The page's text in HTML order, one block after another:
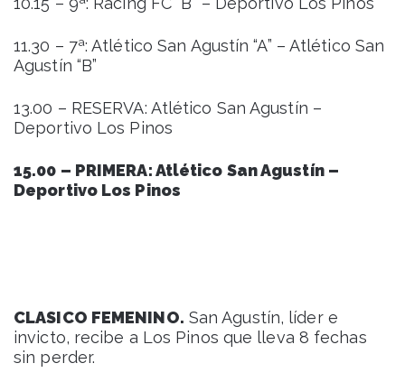
11.30 – 7ª: Atlético San Agustín “A” – Atlético San
Agustín “B”
13.00 – RESERVA: Atlético San Agustín –
Deportivo Los Pinos
15.00 – PRIMERA: Atlético San Agustín –
Deportivo Los Pinos
CLASICO FEMENINO. San Agustín, líder e
invicto, recibe a Los Pinos que lleva 8 fechas
sin perder.